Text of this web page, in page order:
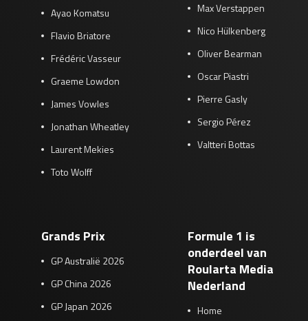
Ayao Komatsu
Flavio Briatore
Frédéric Vasseur
Graeme Lowdon
James Vowles
Jonathan Wheatley
Laurent Mekies
Toto Wolff
Max Verstappen
Nico Hülkenberg
Oliver Bearman
Oscar Piastri
Pierre Gasly
Sergio Pérez
Valtteri Bottas
Grands Prix
GP Australië 2026
GP China 2026
GP Japan 2026
Formule 1 is
onderdeel van
Roularta Media
Nederland
Home